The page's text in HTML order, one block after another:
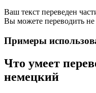
Ваш текст переведен
Вы можете переводить не
Примеры
Что умеет
немецкий